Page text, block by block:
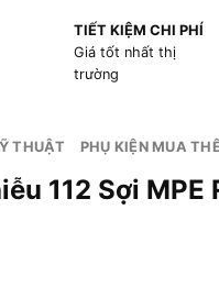
TIẾT KIỆM CHI PHÍ
Giá tốt nhất thị
trường
THUẬT PHỤ KIỆN MUA
112 Sợi MPE